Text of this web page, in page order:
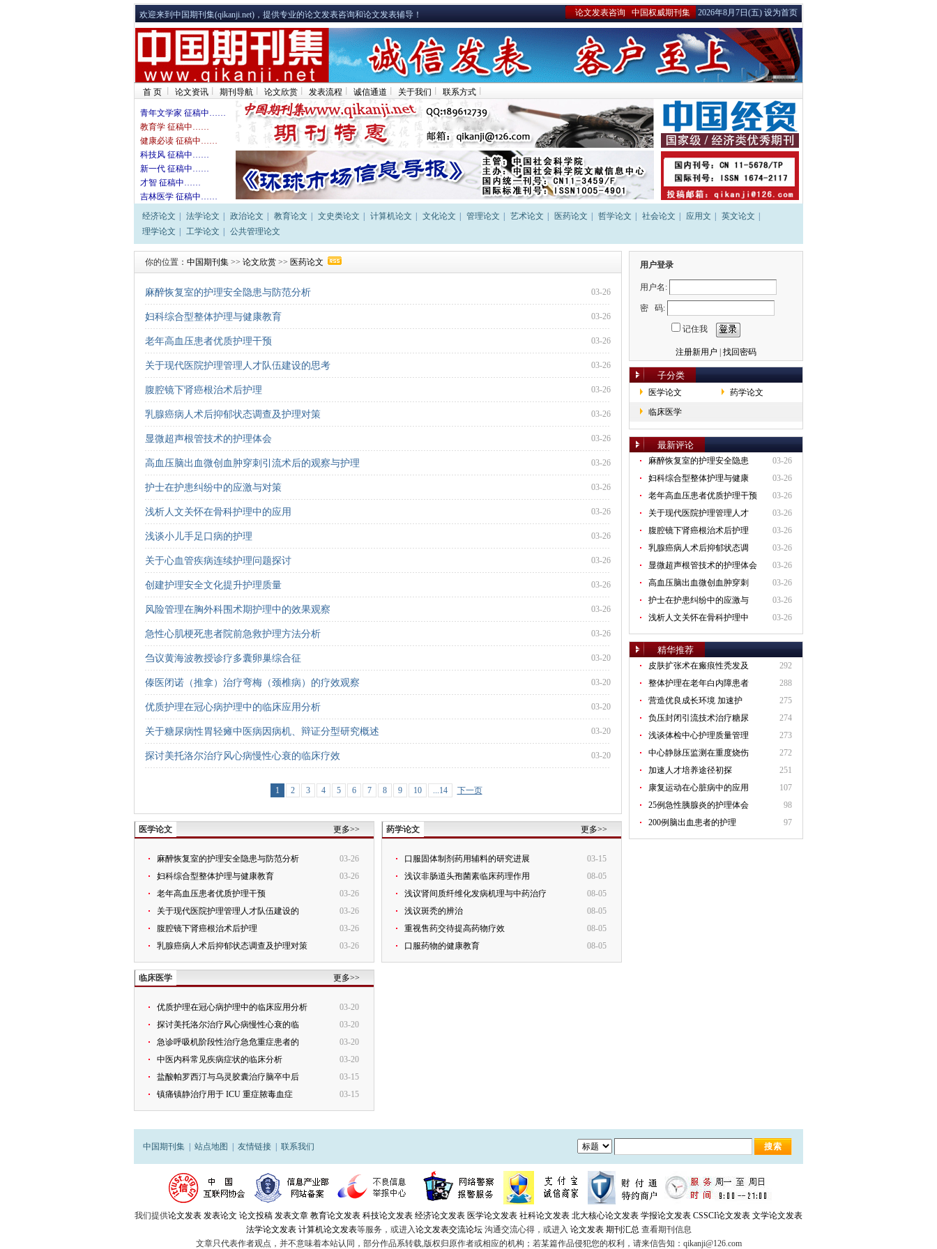
欢迎来到中国期刊集(qikanji.net)，提供专业的论文发表咨询和论文发表辅导！ 论文发表咨询 中国权威期刊集 2026年8月7日(五) 设为首页
首 页 论文资讯 期刊导航 论文欣赏 发表流程 诚信通道 关于我们 联系方式
青年文学家 征稿中……
教育学 征稿中……
健康必读 征稿中……
科技风 征稿中……
新一代 征稿中……
才智 征稿中……
吉林医学 征稿中……
经济论文
法学论文 政治论文 教育论文 文史类论文 计算机论文 文化论文 管理论文 艺术论文 医药论文 哲学论文 社会论文 应用文 英文论文
理学论文
工学论文 公共管理论文
你的位置： 中国期刊集 >> 论文欣赏 >> 医药论文
03-26
麻醉恢复室的护理安全隐患与防范分析
03-26
妇科综合型整体护理与健康教育
03-26
老年高血压患者优质护理干预
03-26
关于现代医院护理管理人才队伍建设的思考
03-26
腹腔镜下肾癌根治术后护理
03-26
乳腺癌病人术后抑郁状态调查及护理对策
03-26
显微超声根管技术的护理体会
03-26
高血压脑出血微创血肿穿刺引流术后的观察与护理
03-26
护士在护患纠纷中的应激与对策
03-26
浅析人文关怀在骨科护理中的应用
03-26
浅谈小儿手足口病的护理
03-26
关于心血管疾病连续护理问题探讨
03-26
创建护理安全文化提升护理质量
03-26
风险管理在胸外科围术期护理中的效果观察
03-26
急性心肌梗死患者院前急救护理方法分析
03-20
刍议黄海波教授诊疗多囊卵巢综合征
03-20
傣医闭诺（推拿）治疗弯梅（颈椎病）的疗效观察
03-20
优质护理在冠心病护理中的临床应用分析
03-20
关于糖尿病性胃轻瘫中医病因病机、辩证分型研究概述
03-20
探讨美托洛尔治疗风心病慢性心衰的临床疗效
1 2 3 4 5 6 7 8 9 10 ...14 下一页
医学论文 更多>>
03-26
麻醉恢复室的护理安全隐患与防范分析
03-26
妇科综合型整体护理与健康教育
03-26
老年高血压患者优质护理干预
03-26
关于现代医院护理管理人才队伍建设的
03-26
腹腔镜下肾癌根治术后护理
03-26
乳腺癌病人术后抑郁状态调查及护理对策
药学论文 更多>>
03-15
口服固体制剂药用辅料的研究进展
08-05
浅议非肠道头孢菌素临床药理作用
08-05
浅议肾间质纤维化发病机理与中药治疗
08-05
浅议斑秃的辨治
08-05
重视售药交待提高药物疗效
08-05
口服药物的健康教育
临床医学 更多>>
03-20
优质护理在冠心病护理中的临床应用分析
03-20
探讨美托洛尔治疗风心病慢性心衰的临
03-20
急诊呼吸机阶段性治疗急危重症患者的
03-20
中医内科常见疾病症状的临床分析
03-15
盐酸帕罗西汀与乌灵胶囊治疗脑卒中后
03-15
镇痛镇静治疗用于 ICU 重症脓毒血症
用户登录
用户名:
密 码:
记住我
注册新用户 找回密码
子分类
医学论文
药学论文
临床医学
最新评论
03-26
麻醉恢复室的护理安全隐患
03-26
妇科综合型整体护理与健康
03-26
老年高血压患者优质护理干预
03-26
关于现代医院护理管理人才
03-26
腹腔镜下肾癌根治术后护理
03-26
乳腺癌病人术后抑郁状态调
03-26
显微超声根管技术的护理体会
03-26
高血压脑出血微创血肿穿刺
03-26
护士在护患纠纷中的应激与
03-26
浅析人文关怀在骨科护理中
精华推荐
292
皮肤扩张术在瘢痕性秃发及
288
整体护理在老年白内障患者
275
营造优良成长环境 加速护
274
负压封闭引流技术治疗糖尿
273
浅谈体检中心护理质量管理
272
中心静脉压监测在重度烧伤
251
加速人才培养途径初探
107
康复运动在心脏病中的应用
98
25例急性胰腺炎的护理体会
97
200例脑出血患者的护理
中国期刊集 站点地图 友情链接 联系我们
我们提供论文发表 发表论文 论文投稿 发表文章 教育论文发表 科技论文发表 经济论文发表 医学论文发表 社科论文发表 北大核心论文发表 学报论文发表 CSSCI论文发表 文学论文发表
法学论文发表 计算机论文发表等服务，或进入论文发表交流论坛沟通交流心得，或进入 论文发表 期刊汇总 查看期刊信息
文章只代表作者观点，并不意味着本站认同，部分作品系转载,版权归原作者或相应的机构；若某篇作品侵犯您的权利，请来信告知：qikanji@126.com